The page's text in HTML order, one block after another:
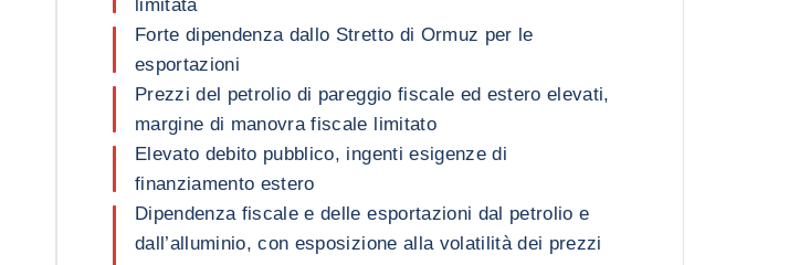
limitata
Forte dipendenza dallo Stretto di Ormuz per le
esportazioni
Prezzi del petrolio di pareggio fiscale ed estero elevati,
margine di manovra fiscale limitato
Elevato debito pubblico, ingenti esigenze di
finanziamento estero
Dipendenza fiscale e delle esportazioni dal petrolio e
dall’alluminio, con esposizione alla volatilità dei prezzi